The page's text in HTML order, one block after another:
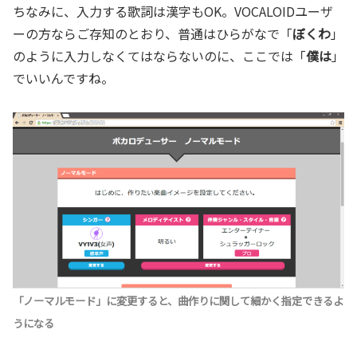
ちなみに、入力する歌詞は漢字もOK。VOCALOIDユーザ
ーの方ならご存知のとおり、普通はひらがなで「ぼくわ」
のように入力しなくてはならないのに、ここでは「僕は」
でいいんですね。
「ノーマルモード」に変更すると、曲作りに関して細かく指定できるよ
うになる